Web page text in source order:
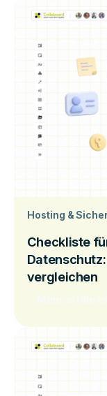
Hosting &
Checkliste
vergleichen